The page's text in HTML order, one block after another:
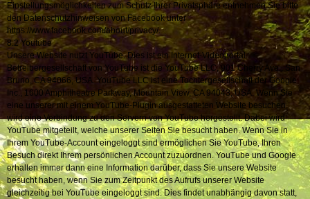
Einstellungsmöglichkeiten zum Schutz Ihrer Privatsphäre entnehmen Sie bitte
den Datenschutzhinweisen von Facebook unter
https://www.facebook.com/about/privacy/.
8.2 Youtube
Unsere Website nutzt YouTube. Dies ist ein Internet-Videoportal.
Betreibergesellschaft von YouTube ist die YouTube LLC, 901 Cherry Ave., San
Bruno, CA 94066, USA. YouTube LLC ist eine Tochtergesellschaft der Google
Inc., 1600 Amphitheatre Parkway, Mountain View, CA 94043, USA. Wenn Sie
eine unserer mit einem YouTube-Plugin ausgestatteten Website besuchen,
wird eine Verbindung zu den Servern von YouTube hergestellt. Dabei wird
YouTube mitgeteilt, welche unserer Seiten Sie besucht haben. Wenn Sie in
Ihrem YouTube-Account eingeloggt sind ermöglichen Sie YouTube, Ihren
Besuch direkt Ihrem persönlichen Account zuzuordnen. YouTube und Google
erhalten immer dann eine Information darüber, dass Sie unsere Website
besucht haben, wenn Sie zum Zeitpunkt des Aufrufs unserer Website
gleichzeitig bei YouTube eingeloggt sind. Dies findet unabhängig davon statt,